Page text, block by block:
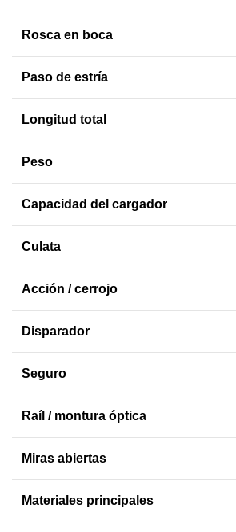
Rosca en boca
Paso de estría
Longitud total
Peso
Capacidad del cargador
Culata
Acción / cerrojo
Disparador
Seguro
Raíl / montura óptica
Miras abiertas
Materiales principales